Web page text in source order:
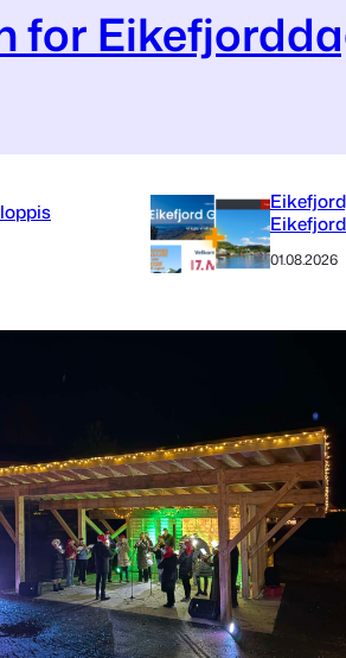
for
01.08.2026